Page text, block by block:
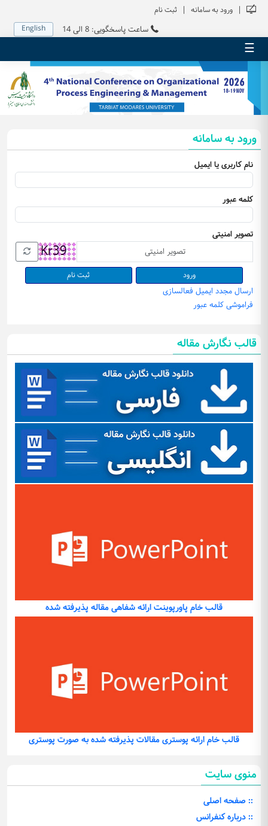
| ورود به سامانه | ثبت نام
ساعت پاسخگویی: 8 الی 14 English
☰
ورود به سامانه
نام کاربری یا ایمیل
کلمه عبور
تصویر امنیتی
ثبت نام
ارسال مجدد ایمیل فعالسازی
فراموشی کلمه عبور
قالب نگارش مقاله
قالب خام پاورپوینت ارائه شفاهی مقاله پذیرفته شده
قالب خام ارائه پوستری مقالات پذیرفته شده به صورت پوستری
منوی سایت
:: صفحه اصلی
:: درباره کنفرانس